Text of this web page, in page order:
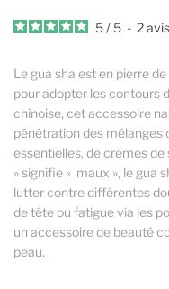
5/ 5 - 2avis
Le gua sha est en pierre
pour adopter les contours
chinoise, cet accessoire
pénétration des mélanges
essentielles, de crèmes de
» signifie « maux », le gua
lutter contre différentes
de tête ou fatigue via les
un accessoire de beauté
peau.